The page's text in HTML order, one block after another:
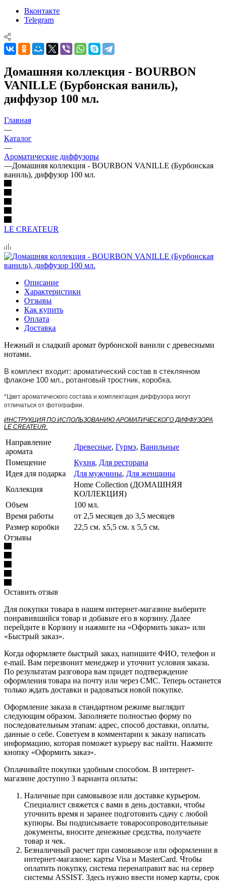
Вконтакте
Telegram
Домашняя коллекция - BOURBON
VANILLE (Бурбонская ваниль),
диффузор 100 мл.
Главная
—
Каталог
—
Ароматические диффузоры
—Домашняя коллекция - BOURBON VANILLE (Бурбонская
ваниль), диффузор 100 мл.
LE CREATEUR
Описание
Характеристики
Отзывы
Как купить
Оплата
Доставка
Нежный и сладкий аромат бурбонской ванили с древесными
нотами.
В комплект входит: ароматический состав в стеклянном
флаконе 100 мл., ротанговый тростник, коробка.
*Цвет ароматического состава и комплектация диффузора могут
отличаться от фотографии.
ИНСТРУКЦИЯ ПО ИСПОЛЬЗОВАНИЮ АРОМАТИЧЕСКОГО ДИФФУЗОРА
LE CREATEUR.
Направление
аромата
Древесные, Гурмэ, Ванильные
Помещение
Кухня, Для ресторана
Идея для подарка
Для мужчины, Для женщины
Коллекция
Home Collection (ДОМАШНЯЯ
КОЛЛЕКЦИЯ)
Объем
100 мл.
Время работы
от 2,5 месяцев до 3,5 месяцев
Размер коробки
22,5 см. х5,5 см. х 5,5 см.
Отзывы
Оставить отзыв
Для покупки товара в нашем интернет-магазине выберите
понравившийся товар и добавьте его в корзину. Далее
перейдите в Корзину и нажмите на «Оформить заказ» или
«Быстрый заказ».
Когда оформляете быстрый заказ, напишите ФИО, телефон и
e-mail. Вам перезвонит менеджер и уточнит условия заказа.
По результатам разговора вам придет подтверждение
оформления товара на почту или через СМС. Теперь останется
только ждать доставки и радоваться новой покупке.
Оформление заказа в стандартном режиме выглядит
следующим образом. Заполняете полностью форму по
последовательным этапам: адрес, способ доставки, оплаты,
данные о себе. Советуем в комментарии к заказу написать
информацию, которая поможет курьеру вас найти. Нажмите
кнопку «Оформить заказ».
Оплачивайте покупки удобным способом. В интернет-
магазине доступно 3 варианта оплаты:
Наличные при самовывозе или доставке курьером.
Специалист свяжется с вами в день доставки, чтобы
уточнить время и заранее подготовить сдачу с любой
купюры. Вы подписываете товаросопроводительные
документы, вносите денежные средства, получаете
товар и чек.
Безналичный расчет при самовывозе или оформлении в
интернет-магазине: карты Visa и MasterCard. Чтобы
оплатить покупку, система перенаправит вас на сервер
системы ASSIST. Здесь нужно ввести номер карты, срок